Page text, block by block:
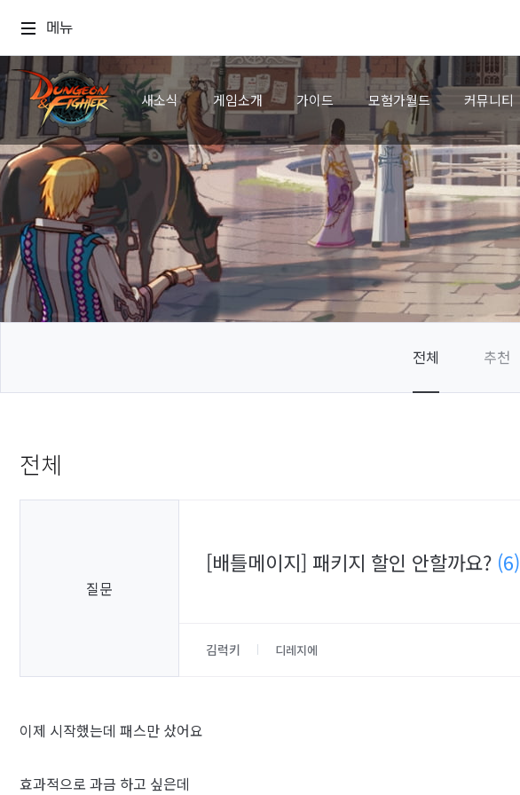
메뉴
새소식 게임소개 가이드 모험가월드 커뮤니티
전체 추천
전체
질문
[배틀메이지] 패키지 할인 안할까요? (6)
김럭키 디레지에
이제 시작했는데 패스만 샀어요
효과적으로 과금 하고 싶은데